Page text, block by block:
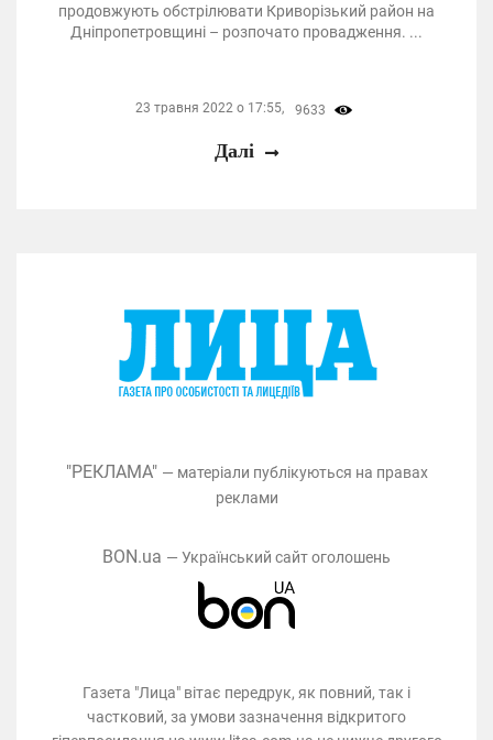
продовжують обстрілювати Криворізький район на
Дніпропетровщині – розпочато провадження. ...
23 травня 2022 о 17:55, 9633
Далі
"РЕКЛАМА" — матеріали публікуються на правах
реклами
BON.ua — Український сайт оголошень
Газета "Лица" вітає передрук, як повний, так і
частковий, за умови зазначення відкритого